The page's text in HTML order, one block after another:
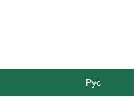
Рус